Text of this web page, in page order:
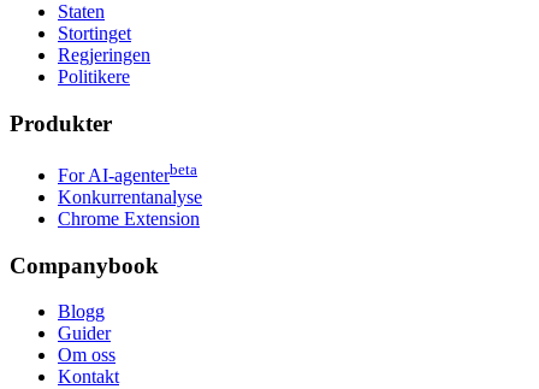
Staten
Stortinget
Regjeringen
Politikere
Produkter
For AI-agenterbeta
Konkurrentanalyse
Chrome Extension
Companybook
Blogg
Guider
Om oss
Kontakt